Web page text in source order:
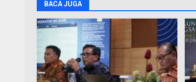
BACA JUGA